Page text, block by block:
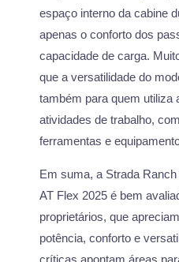
espaço interno da cabine
apenas o conforto dos
capacidade de carga.
que a versatilidade do
também para quem utiliza
atividades de trabalho,
ferramentas e
Em suma, a Strada
AT Flex 2025 é bem
proprietários, que
potência, conforto e